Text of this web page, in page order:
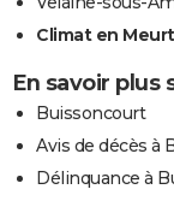
Climat en
En savoir plus
Buissoncourt
Avis de décès à
Délinquance à